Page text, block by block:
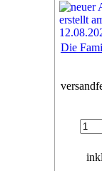
Die